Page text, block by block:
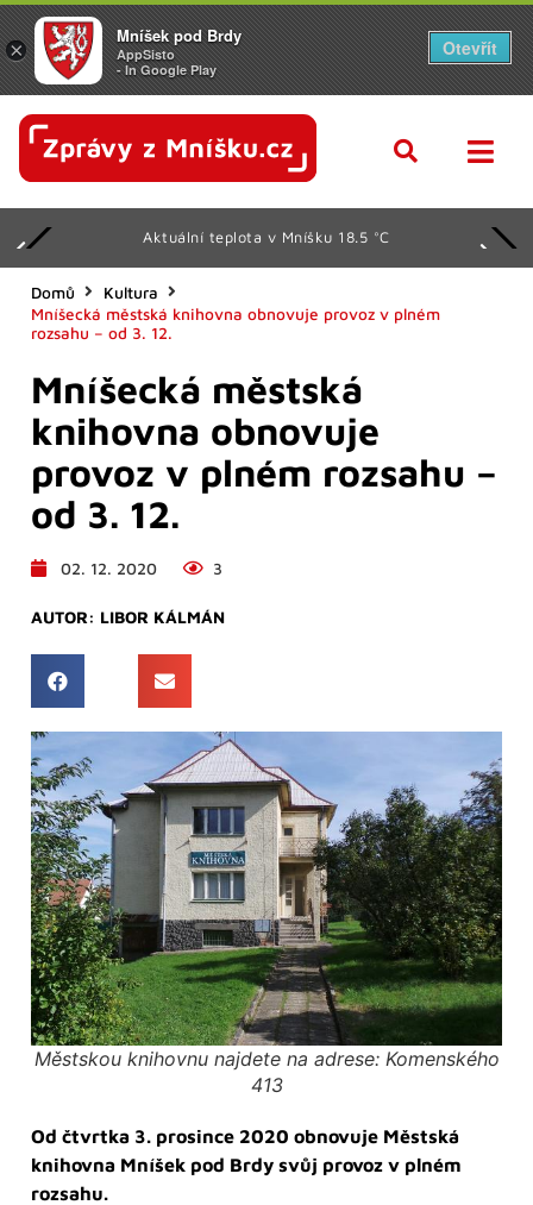
Aktuální teplota v Mníšku 18.5 °C
Domů
Kultura
Mníšecká městská knihovna obnovuje provoz v plném
rozsahu – od 3. 12.
Mníšecká městská
knihovna obnovuje
provoz v plném rozsahu –
od 3. 12.
02. 12. 2020 3
AUTOR: LIBOR KÁLMÁN
Městskou knihovnu najdete na adrese: Komenského
413
Od čtvrtka 3. prosince 2020 obnovuje Městská
knihovna Mníšek pod Brdy svůj provoz v plném
rozsahu.
×
Mníšek pod Brdy
AppSisto
- In Google Play
Otevřít